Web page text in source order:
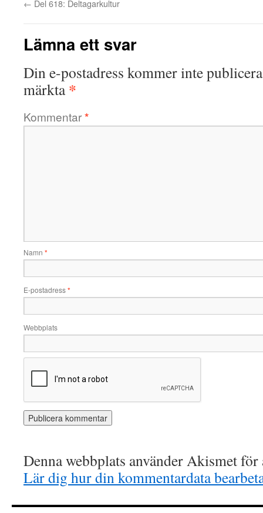
← Del 618: Deltagarkultur
Lämna ett svar
Din e-postadress kommer inte
märkta*
Kommentar*
Namn *
E-postadress*
Webbplats
Denna webbplats använder Akismet
Lär dig hur din kommentardata